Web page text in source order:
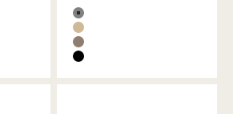
Farbe
GRAU
BEIGE
TAUPE
SCHWARZ